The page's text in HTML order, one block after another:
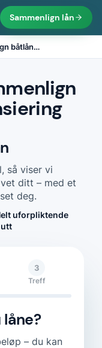
Sammenlign lån
båtlån…
så viser vi
ditt – med et
deg.
uforpliktende
3
Treff
– du kan